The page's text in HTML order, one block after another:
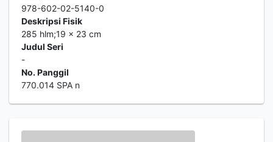
978-602-02-5140-0
Deskripsi Fisik
285 hlm;19 x 23 cm
Judul Seri
-
No. Panggil
770.014 SPA n